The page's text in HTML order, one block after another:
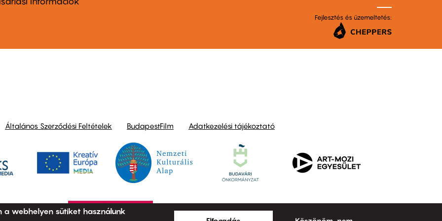
Fejlesztés és üzemeltetés:
Általános Szerződési Feltételek BudapestFilm Adatkezelési tájékoztató
a webhelyen sütiket használunk